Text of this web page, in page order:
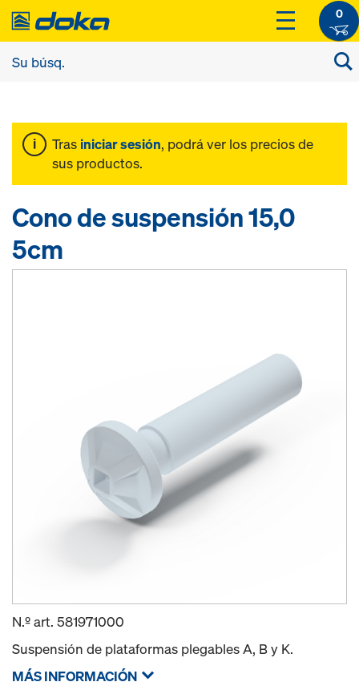
0
Tras iniciar sesión, podrá ver los precios de
sus productos.
Cono de suspensión 15,0
5cm
N.º art. 581971000
Suspensión de plataformas plegables A, B y K.
MÁS INFORMACIÓN